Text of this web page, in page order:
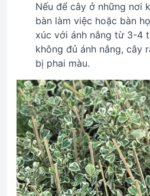
Nếu để cây ở những nơi
bàn làm việc hoặc bàn
xúc với ánh nắng từ 3-4
không đủ ánh nắng, cây
bị phai màu.